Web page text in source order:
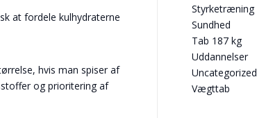
at fordele kulhydraterne
hvis man spiser af
og prioritering af
Styrketræning
Sundhed
Tab 187 kg
Uddannelser
Uncategorized
Vægttab